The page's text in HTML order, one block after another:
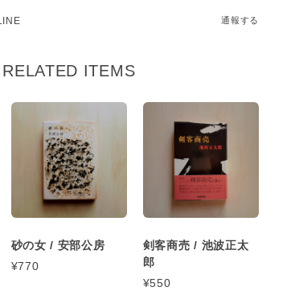
通報する
RELATED ITEMS
砂の女 / 安部公房
¥770
剣客商売 / 池波正太
郎
¥550